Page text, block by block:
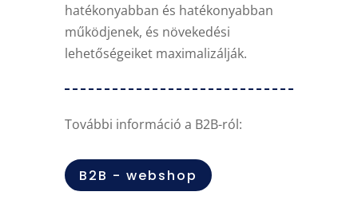
hatékonyabban és hatékonyabban
működjenek, és növekedési
lehetőségeiket maximalizálják.
További információ a B2B-ról:
B2B - webshop